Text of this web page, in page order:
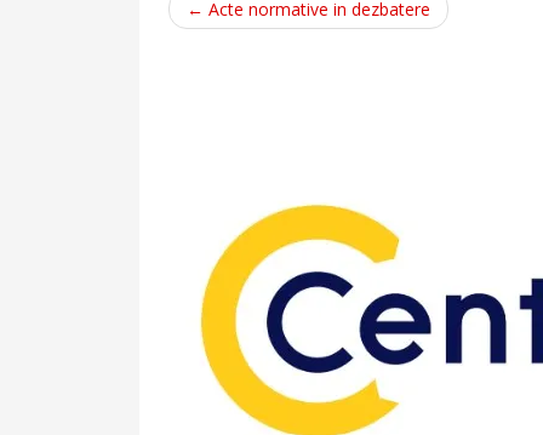
← Acte normative in dezbatere